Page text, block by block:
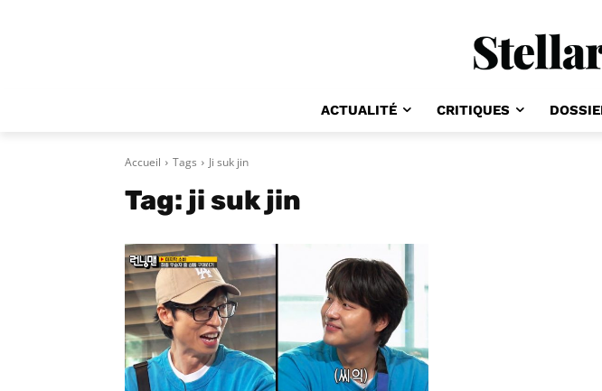
ACTUALITÉ CRITIQUES
Accueil Tags Ji suk jin
Tag: ji suk jin